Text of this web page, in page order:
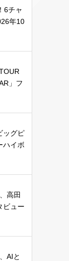
6チャ
年10
」フ
ッグピ
ハイボ
高田
ビュー
AIと